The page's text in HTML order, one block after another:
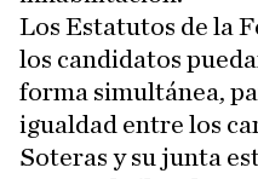
Los Estatutos de la
los candidatos
forma simultánea,
igualdad entre los
Soteras y su junta